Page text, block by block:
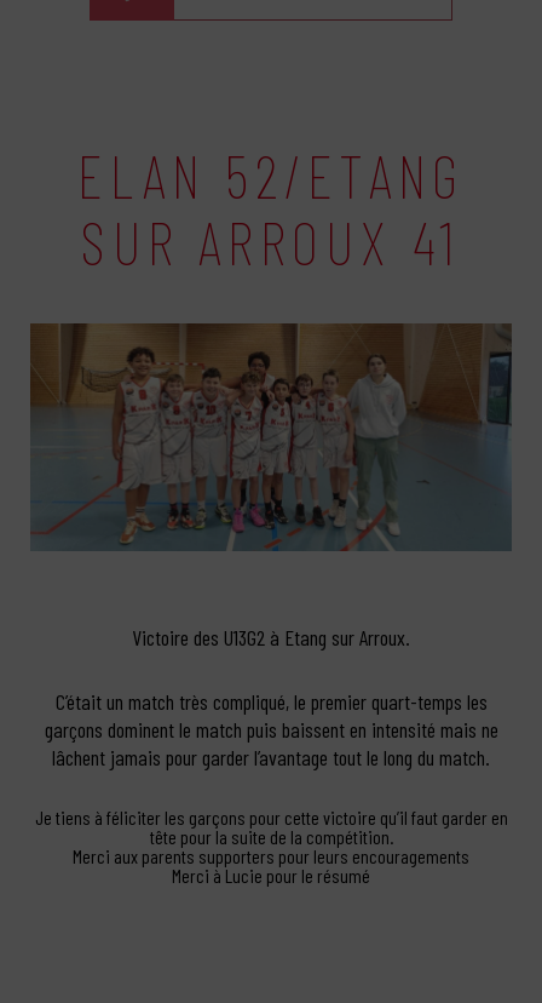
ELAN 52/ETANG
SUR ARROUX 41
Victoire des U13G2 à Etang sur Arroux.
C’était un match très compliqué, le premier quart-temps les
garçons dominent le match puis baissent en intensité mais ne
lâchent jamais pour garder l’avantage tout le long du match.
Je tiens à féliciter les garçons pour cette victoire qu’il faut garder en
tête pour la suite de la compétition.
Merci aux parents supporters pour leurs encouragements
Merci à Lucie pour le résumé